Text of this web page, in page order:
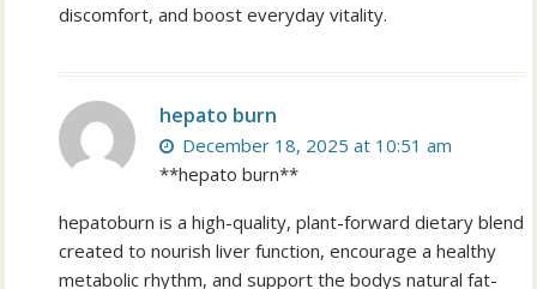
discomfort, and boost everyday vitality.
hepato burn
December 18, 2025 at 10:51 am
**hepato burn**
hepatoburn is a high-quality, plant-forward dietary blend
created to nourish liver function, encourage a healthy
metabolic rhythm, and support the bodys natural fat-